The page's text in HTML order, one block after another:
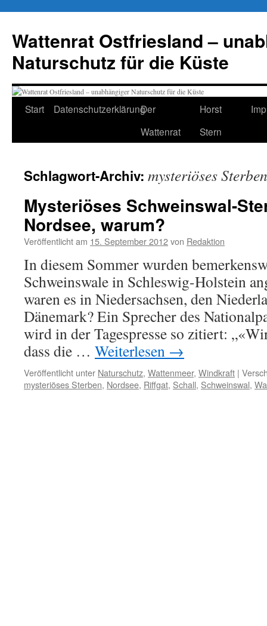
springen
Wattenrat Ostfriesland –
Naturschutz für die Küste
Start DatenschutzerklärungDer
Wattenrat
Horst
Stern
Schlagwort-Archiv: mysteriöses Sterben
Mysteriöses Schweinswal-
Nordsee, warum?
Veröffentlicht am 15. September 2012von Redaktion
In diesem Sommer wurden
Schweinswale in Schleswig-Holstein
waren es in Niedersachsen, den
Dänemark? Ein Sprecher des
wird in der Tagespresse so zitiert:
dass die … Weiterlesen →
Veröffentlicht unter Naturschutz, Wattenmeer, Windkraft |
mysteriöses Sterben, Nordsee, Riffgat, Schall, Schweinswal,